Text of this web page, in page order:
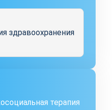
здравоохранения
терапия